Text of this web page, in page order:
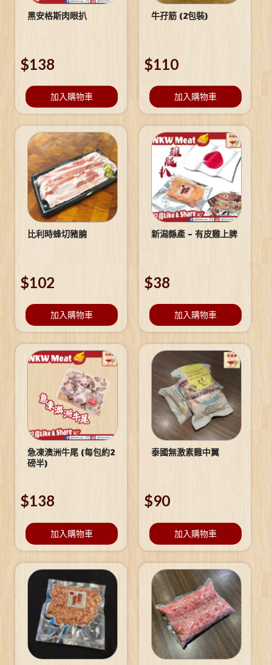
黑安格斯肉眼扒
$138
加入購物車
牛孖筋 (2包裝)
$110
加入購物車
比利時蜂切豬腩
$102
加入購物車
新潟縣產 – 有皮雞上脾
$38
加入購物車
急凍澳洲牛尾 (每包約2
磅半)
$138
加入購物車
泰國無激素雞中翼
$90
加入購物車